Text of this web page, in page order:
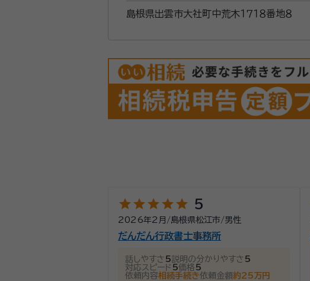
島根県出雲市大社町中荒木１７１８番地８
starstarstarstarstar 5
2026年2月 /島根県松江市/男性
だんだん行政書士事務所
話しやすさ 5説明の分かりやすさ 5
対応スピード 5価格 5
依頼内容相続手続き依頼金額約25万円